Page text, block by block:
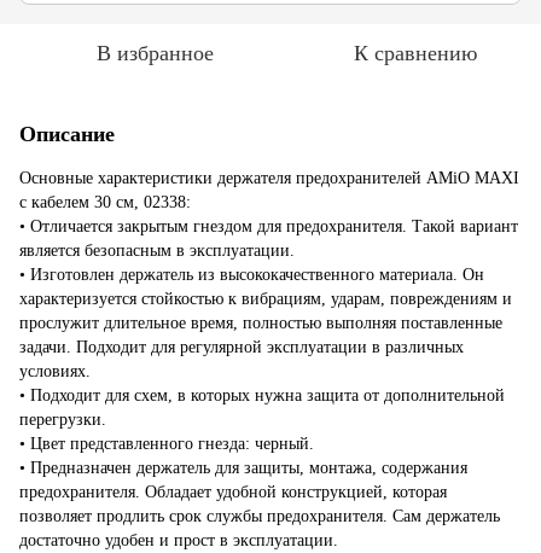
В избранное К сравнению
Описание
Основные характеристики держателя предохранителей AMiO MAXI
с кабелем 30 см, 02338:
• Отличается закрытым гнездом для предохранителя. Такой вариант
является безопасным в эксплуатации.
• Изготовлен держатель из высококачественного материала. Он
характеризуется стойкостью к вибрациям, ударам, повреждениям и
прослужит длительное время, полностью выполняя поставленные
задачи. Подходит для регулярной эксплуатации в различных
условиях.
• Подходит для схем, в которых нужна защита от дополнительной
перегрузки.
• Цвет представленного гнезда: черный.
• Предназначен держатель для защиты, монтажа, содержания
предохранителя. Обладает удобной конструкцией, которая
позволяет продлить срок службы предохранителя. Сам держатель
достаточно удобен и прост в эксплуатации.